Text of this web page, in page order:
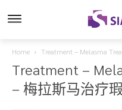
Home Treatment – Melasma
Treatment –
– 梅拉斯马治疗